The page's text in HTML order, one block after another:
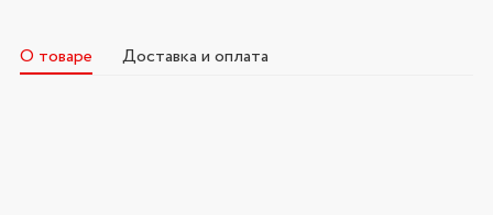
О товаре Доставка и оплата